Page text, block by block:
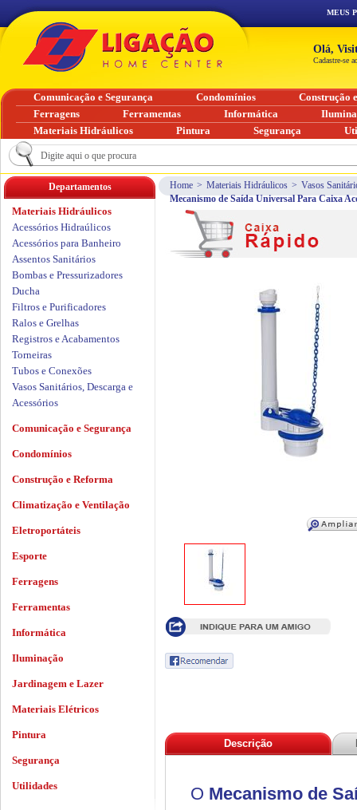
Home > Materiais Hidráulicos > Vasos
Mecanismo de Saída Universal Para Caixa
Descrição
O Mecanismo de
Departamentos
Materiais Hidráulicos
Acessórios Hidraúlicos
Acessórios para Banheiro
Assentos Sanitários
Bombas e Pressurizadores
Ducha
Filtros e Purificadores
Ralos e Grelhas
Registros e Acabamentos
Torneiras
Tubos e Conexões
Vasos Sanitários, Descarga e
Acessórios
Comunicação e Segurança
Condomínios
Construção e Reforma
Climatização e Ventilação
Eletroportáteis
Esporte
Ferragens
Ferramentas
Informática
Iluminação
Jardinagem e Lazer
Materiais Elétricos
Pintura
Segurança
Utilidades
MEUS
Olá,
Cadastre-se
Comunicação e Segurança Condomínios
Construção
Ferragens
Ferramentas Informática
Materiais Hidráulicos
Pintura Segurança